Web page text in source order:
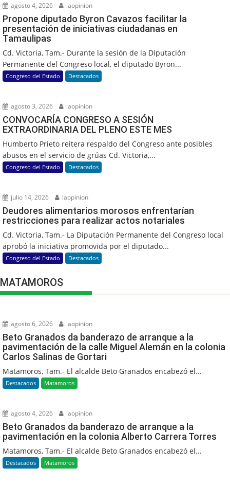
agosto 4, 2026 laopinion
Propone diputado Byron Cavazos facilitar la
presentación de iniciativas ciudadanas en
Tamaulipas
Cd. Victoria, Tam.- Durante la sesión de la Diputación
Permanente del Congreso local, el diputado Byron...
Congreso del Estado Destacados
agosto 3, 2026 laopinion
CONVOCARÍA CONGRESO A SESIÓN
EXTRAORDINARIA DEL PLENO ESTE MES
Humberto Prieto reitera respaldo del Congreso ante posibles
abusos en el servicio de grúas Cd. Victoria,...
Congreso del Estado Destacados
julio 14, 2026 laopinion
Deudores alimentarios morosos enfrentarían
restricciones para realizar actos notariales
Cd. Victoria, Tam.- La Diputación Permanente del Congreso local
aprobó la iniciativa promovida por el diputado...
Congreso del Estado Destacados
MATAMOROS
agosto 6, 2026 laopinion
Beto Granados da banderazo de arranque a la
pavimentación de la calle Miguel Alemán en la colonia
Carlos Salinas de Gortari
Matamoros, Tam.- El alcalde Beto Granados encabezó el...
Destacados Matamoros
agosto 4, 2026 laopinion
Beto Granados da banderazo de arranque a la
pavimentación en la colonia Alberto Carrera Torres
Matamoros, Tam.- El alcalde Beto Granados encabezó el...
Destacados Matamoros